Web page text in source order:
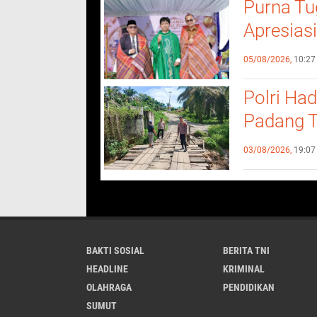
Purna
05/08/2026, 10:27
Polri
Padang
Bukit
03/08/2026, 19:07
BAKTI SOSIAL BERITA TNI
HEADLINE
KRIMINAL
OLAHRAGA
PENDIDIKAN
SUMUT